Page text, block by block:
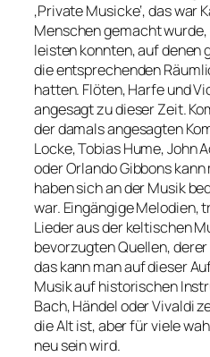
‚Private Musicke‘, das war
Menschen gemacht
leisten konnten, auf denen
die entsprechenden
hatten. Flöten, Harfe und
angesagt zu dieser Zeit.
der damals angesagten
Locke, Tobias Hume, John
oder Orlando Gibbons
haben sich an der Musik
war. Eingängige Melodien,
Lieder aus der keltischen
bevorzugten Quellen,
das kann man auf dieser
Musik auf historischen
Bach, Händel oder Vivaldi
die Alt ist, aber für viele
neu sein wird.